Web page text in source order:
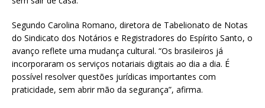
Segundo Carolina Romano, diretora de Tabelionato de Notas
do Sindicato dos Notários e Registradores do Espírito Santo, o
avanço reflete uma mudança cultural. “Os brasileiros já
incorporaram os serviços notariais digitais ao dia a dia. É
possível resolver questões jurídicas importantes com
praticidade, sem abrir mão da segurança”, afirma.